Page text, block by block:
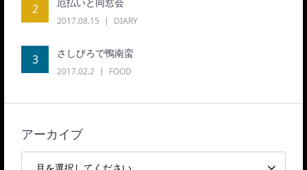
2 厄払いと同窓会
2017.08.15 DIARY
3 さしびろで鴨南蛮
2017.02.2 FOOD
アーカイブ